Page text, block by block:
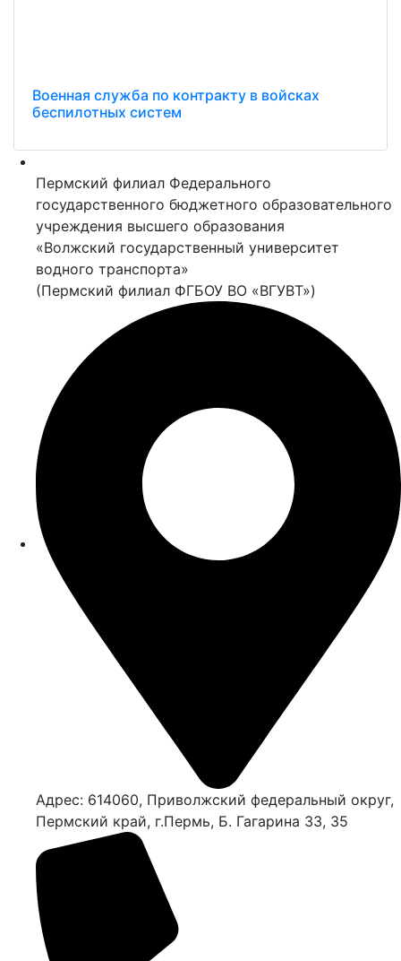
Военная служба по контракту в войсках
беспилотных систем
Пермский филиал Федерального
государственного бюджетного образовательного
учреждения высшего образования
«Волжский государственный университет
водного транспорта»
(Пермский филиал ФГБОУ ВО «ВГУВТ»)
Адрес: 614060, Приволжский федеральный округ,
Пермский край, г.Пермь, Б. Гагарина 33, 35